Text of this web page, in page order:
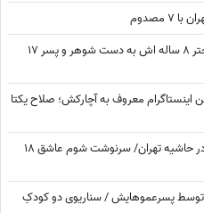
مصدوم
پشت‌پرده قتل وحشتناک زن جوان و دختر 8 ساله اش به دست شوهر و پسر 17
معروف به آچارکش؛ صلاح یکتا
قتل وحشیانه خواستگار دختر 14 ساله در حاشیه تهران/ سرنوشت شوم عاشق 18
وحشتناک دختر 3 ساله توسط پسرعموهایش / سناریوی دو کودکِ